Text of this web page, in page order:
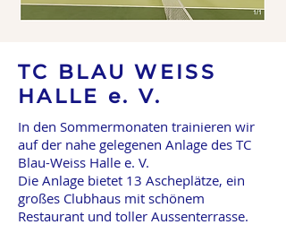
TC BLAU WEISS
HALLE e. V.
In den Sommermonaten trainieren wir
auf der nahe gelegenen Anlage des TC
Blau-Weiss Halle e. V.
Die Anlage bietet 13 Ascheplätze, ein
großes Clubhaus mit schönem
Restaurant und toller Aussenterrasse.